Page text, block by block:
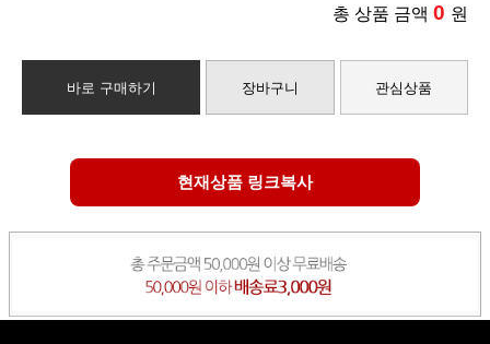
총 상품 금액 0 원
바로 구매하기 장바구니 관심상품
현재상품 링크복사